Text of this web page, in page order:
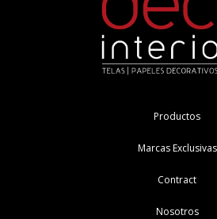
Productos
Marcas Exclusivas
Contract
Nosotros